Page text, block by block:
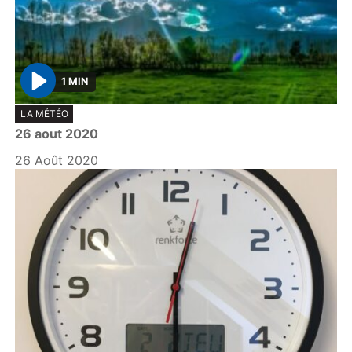
P
l
a
y
1 MIN
LA MÉTÉO
26 aout 2020
26 Août 2020